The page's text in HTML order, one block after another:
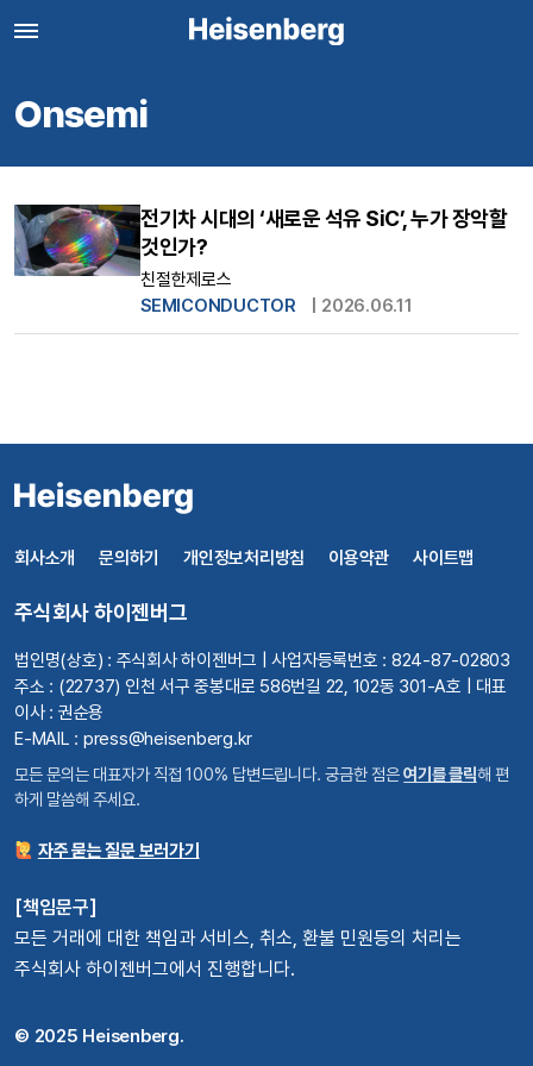
Onsemi
전기차 시대의 ‘새로운 석유 SiC’, 누가 장악할
것인가?
친절한제로스
SEMICONDUCTOR
2026.06.11
회사소개 문의하기 개인정보처리방침 이용약관 사이트맵
주식회사 하이젠버그
법인명(상호) : 주식회사 하이젠버그 | 사업자등록번호 : 824-87-02803
주소 : (22737) 인천 서구 중봉대로 586번길 22, 102동 301-A호 | 대표
이사 : 권순용
E-MAIL : press@heisenberg.kr
모든 문의는 대표자가 직접 100% 답변드립니다. 궁금한 점은여기를 클릭해 편
하게 말씀해 주세요.
자주 묻는 질문 보러가기
[책임문구]
모든 거래에 대한 책임과 서비스, 취소, 환불 민원등의 처리는
주식회사 하이젠버그에서 진행합니다.
© 2025 Heisenberg.